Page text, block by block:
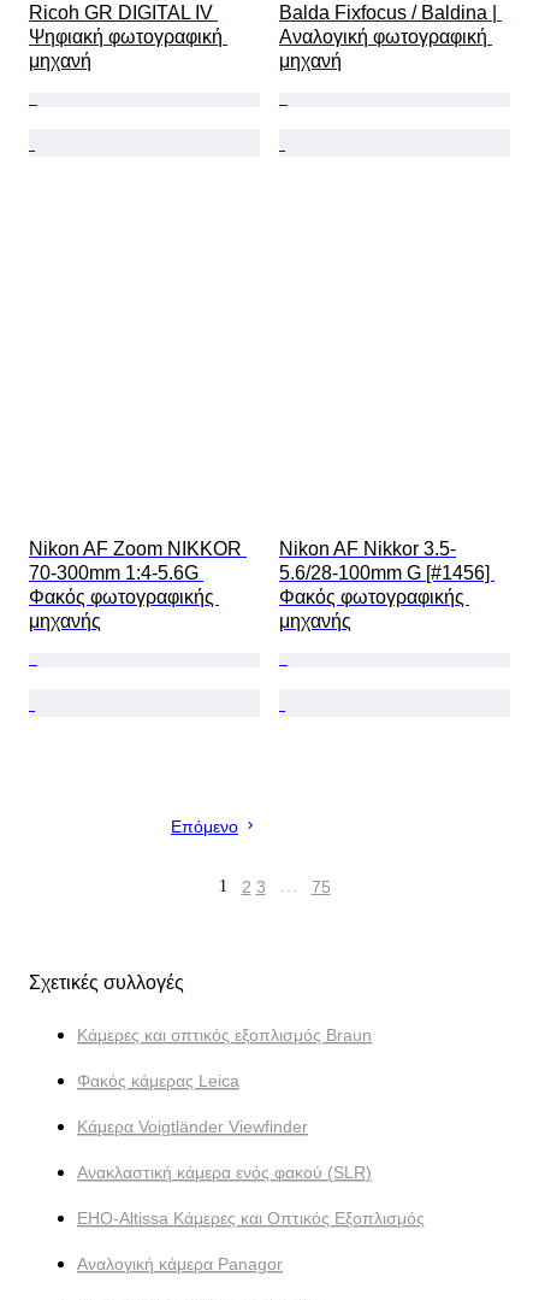
Ricoh GR DIGITAL IV
Ψηφιακή φωτογραφική
μηχανή
Balda Fixfocus / Baldina |
Αναλογική φωτογραφική
μηχανή
Nikon AF Zoom NIKKOR
70-300mm 1:4-5.6G
Φακός φωτογραφικής
μηχανής
Nikon AF Nikkor 3.5-
5.6/28-100mm G [#1456]
Φακός φωτογραφικής
μηχανής
Επόμενο
1 2 3 … 75
Σχετικές συλλογές
Κάμερες και οπτικός εξοπλισμός Braun
Φακός κάμερας Leica
Κάμερα Voigtländer Viewfinder
Ανακλαστική κάμερα ενός φακού (SLR)
EHO-Altissa Κάμερες και Οπτικός Εξοπλισμός
Αναλογική κάμερα Panagor